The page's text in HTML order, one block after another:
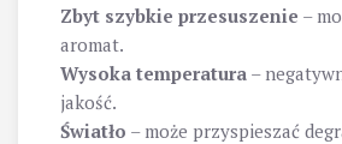
Zbyt szybkie przesuszenie –
aromat.
Wysoka temperatura –
jakość.
Światło – może przyspieszać